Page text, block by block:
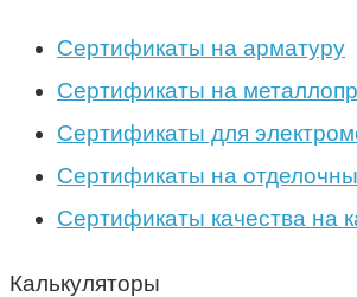
Сертификаты на арматуру
Сертификаты на
Сертификаты для
Сертификаты на
Сертификаты качества на
Калькуляторы